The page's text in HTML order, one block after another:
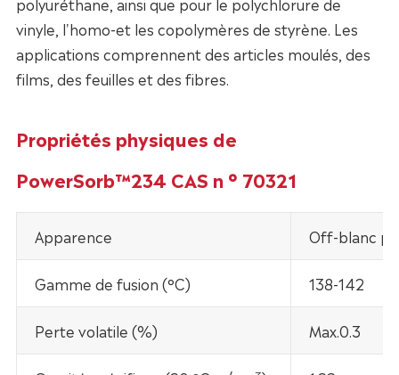
vinyle, l'homo-et les copolymères de styrène. Les
applications comprennent des articles moulés, des
films, des feuilles et des fibres.
Propriétés physiques de
PowerSorb™234 CAS n ° 70321
Apparence Off-blanc
Gamme de fusion (°C) 138-142
Perte volatile (%) Max.0.3